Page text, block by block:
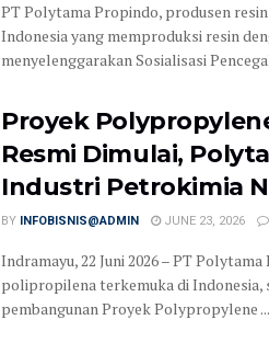
PT Polytama Propindo, produsen
Indonesia yang memproduksi resin
menyelenggarakan Sosialisasi
Proyek
Resmi Dimulai,
Industri Petrokimia
BY INFOBISNIS@ADMIN JUNE 23, 2026
Indramayu, 22 Juni 2026 – PT
polipropilena terkemuka di Indonesia,
pembangunan Proyek Polypropylene ...